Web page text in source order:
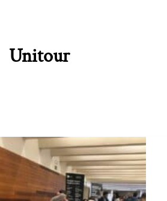
Unitour